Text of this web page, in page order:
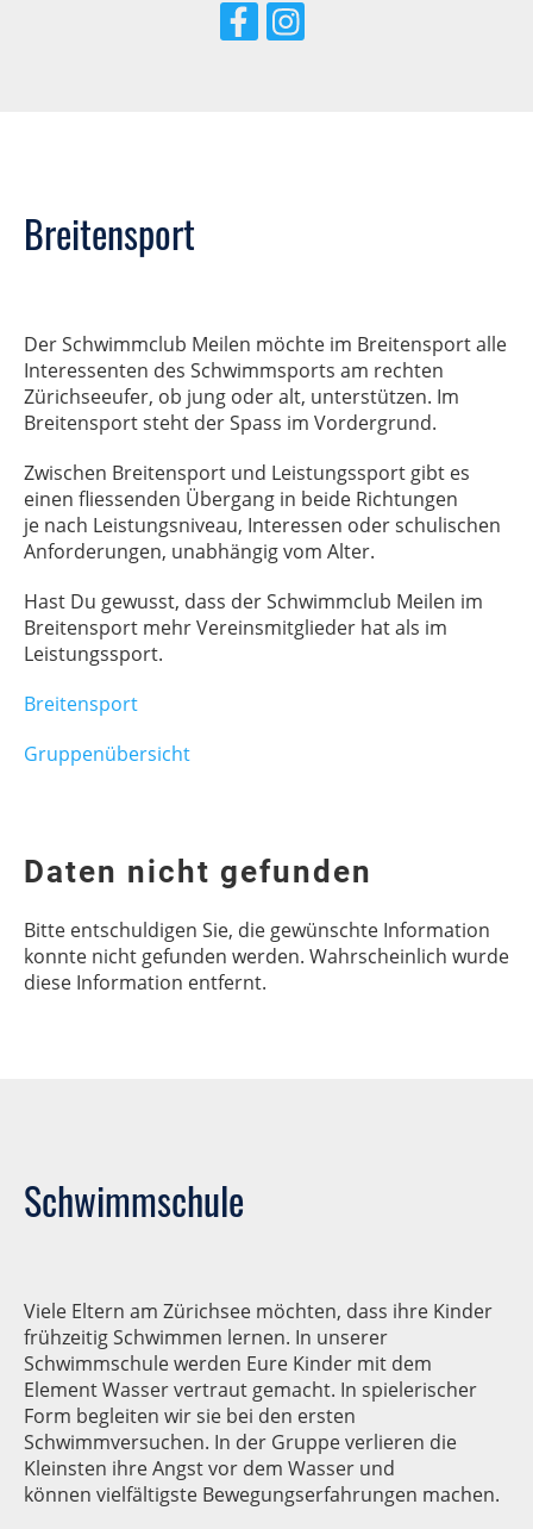
Breitensport
Der Schwimmclub Meilen möchte im Breitensport alle
Interessenten des Schwimmsports am rechten
Zürichseeufer, ob jung oder alt, unterstützen. Im
Breitensport steht der Spass im Vordergrund.
Zwischen Breitensport und Leistungssport gibt es
einen fliessenden Übergang in beide Richtungen
je nach Leistungsniveau, Interessen oder schulischen
Anforderungen, unabhängig vom Alter.
Hast Du gewusst, dass der Schwimmclub Meilen im
Breitensport mehr Vereinsmitglieder hat als im
Leistungssport.
Breitensport
Gruppenübersicht
Daten nicht gefunden
Bitte entschuldigen Sie, die gewünschte Information
konnte nicht gefunden werden. Wahrscheinlich wurde
diese Information entfernt.
Schwimmschule
Viele Eltern am Zürichsee möchten, dass ihre Kinder
frühzeitig Schwimmen lernen. In unserer
Schwimmschule werden Eure Kinder mit dem
Element Wasser vertraut gemacht. In spielerischer
Form begleiten wir sie bei den ersten
Schwimmversuchen. In der Gruppe verlieren die
Kleinsten ihre Angst vor dem Wasser und
können vielfältigste Bewegungserfahrungen machen.